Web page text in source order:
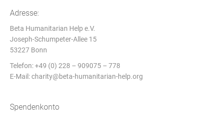
Adresse:
Beta Humanitarian Help e.V.
Joseph-Schumpeter-Allee 15
53227 Bonn
Telefon: +49 (0) 228 – 909075 – 778
E-Mail:charity@beta-humanitarian-help.org
Spendenkonto